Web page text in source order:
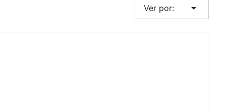
Ver por: arrow_drop_down